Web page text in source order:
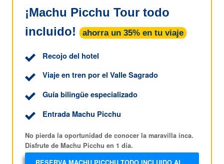
¡Machu Picchu Tour todo
incluido! ahorra un 35% en tu viaje
Recojo del hotel
Viaje en tren por el Valle Sagrado
Guía bilingüe especializado
Entrada Machu Picchu
No pierda la oportunidad de conocer la maravilla inca.
Disfrute de Machu Picchu en 1 día.